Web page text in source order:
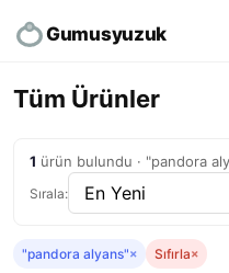
Gumusyuzuk
Tüm Ürünler
1 ürün bulundu · "pandora
Sırala:
"pandora alyans"× Sıfırla×